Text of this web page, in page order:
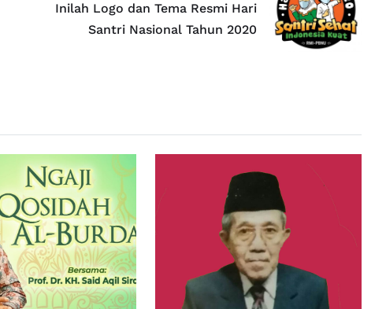
Inilah Logo dan Tema Resmi Hari
Santri Nasional Tahun 2020